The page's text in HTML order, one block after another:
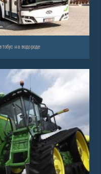
на водороде